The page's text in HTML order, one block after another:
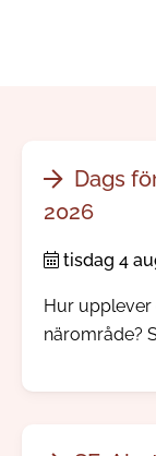
Dags
2026
tisdag 4
Hur
närområde?
årliga